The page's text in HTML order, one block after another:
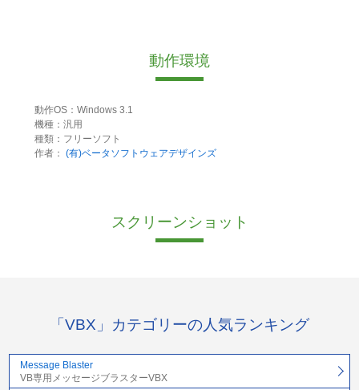
動作環境
動作OS：Windows 3.1
機種：汎用
種類：フリーソフト
作者： (有)ベータソフトウェアデザインズ
スクリーンショット
「VBX」カテゴリーの人気ランキング
Message Blaster
VB専用メッセージブラスターVBX